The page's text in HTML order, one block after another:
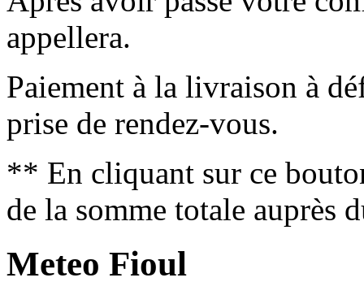
appellera.
Paiement à la livraison à
prise de rendez-vous.
** En cliquant sur ce
de la somme totale auprès
Meteo Fioul